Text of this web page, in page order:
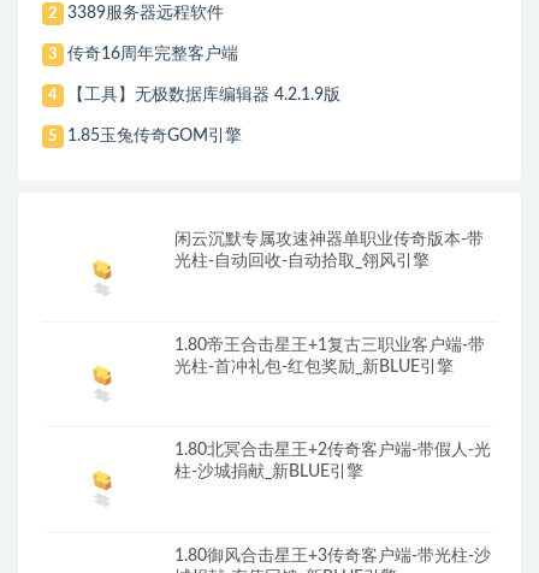
2 3389服务器远程软件
3 传奇16周年完整客户端
4 【工具】无极数据库编辑器 4.2.1.9版
5 1.85玉兔传奇GOM引擎
闲云沉默专属攻速神器单职业传奇版本-带
光柱-自动回收-自动拾取_翎风引擎
1.80帝王合击星王+1复古三职业客户端-带
光柱-首冲礼包-红包奖励_新BLUE引擎
1.80北冥合击星王+2传奇客户端-带假人-光
柱-沙城捐献_新BLUE引擎
1.80御风合击星王+3传奇客户端-带光柱-沙